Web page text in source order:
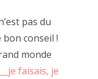
pas du
conseil !
monde
__je faisais, je